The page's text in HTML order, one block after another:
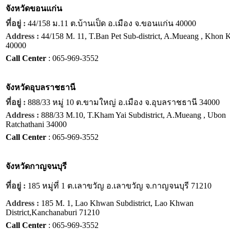
จังหวัดขอนแก่น
ที่อยู่ : 44/158 ม.11 ต.บ้านเป็ด อ.เมือง จ.ขอนแก่น 40000
Address : 44/158 M. 11, T.Ban Pet Sub-district, A.Mueang , Khon
40000
Call Center : 065-969-3552
จังหวัดอุบลราชธานี
ที่อยู่ : 888/33 หมู่ 10 ต.ขามใหญ่ อ.เมือง จ.อุบลราชธานี 34000
Address : 888/33 M.10, T.Kham Yai Subdistrict, A.Mueang , Ubon
Ratchathani 34000
Call Center : 065-969-3552
จังหวัดกาญจนบุรี
ที่อยู่ : 185 หมู่ที่ 1 ต.เลาขวัญ อ.เลาขวัญ จ.กาญจนบุรี 71210
Address : 185 M. 1, Lao Khwan Subdistrict, Lao Khwan
District,Kanchanaburi 71210
Call Center : 065-969-3552